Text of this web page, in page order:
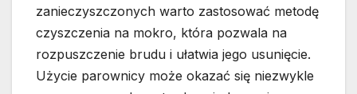
zanieczyszczonych warto zastosować metodę
czyszczenia na mokro, która pozwala na
rozpuszczenie brudu i ułatwia jego usunięcie.
Użycie parownicy może okazać się niezwykle